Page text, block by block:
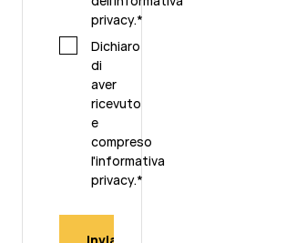
privacy.*
Dichiaro
di
aver
ricevuto
e
compreso
l'informativa
privacy.*